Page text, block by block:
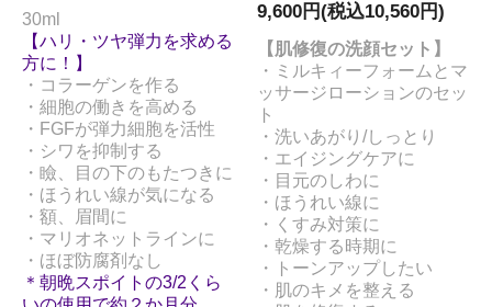
30ml
【ハリ・ツヤ弾力を求める
方に！】
・コラーゲンを作る
・細胞の働きを高める
・FGFが弾力細胞を活性
・シワを抑制する
・瞼、目の下のもたつきに
・ほうれい線が気になる
・額、眉間に
・マリオネットラインに
・ほぼ防腐剤なし
＊朝晩スポイトの3/2くら
9,600円(税込10,560円)
【肌修復の洗顔セット】
・ミルキィーフォームとマ
ッサージローションのセッ
ト
・洗いあがり/しっとり
・エイジングケアに
・目元のしわに
・ほうれい線に
・くすみ対策に
・乾燥する時期に
・トーンアップしたい
・肌のキメを整える